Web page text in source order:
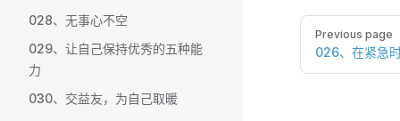
028、无事心不空
029、让自己保持优秀的五种能
力
030、交益友，为自己取暖
Pager
Previous page
026、在紧急